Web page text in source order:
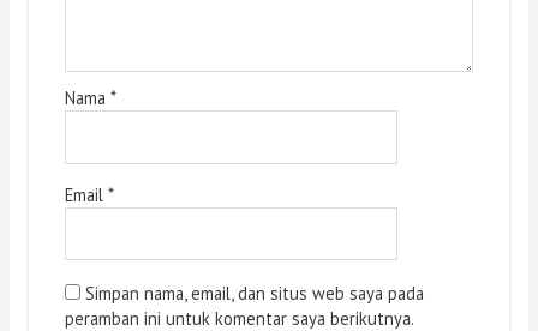
Nama *
Email *
Simpan nama, email, dan situs web saya pada
peramban ini untuk komentar saya berikutnya.